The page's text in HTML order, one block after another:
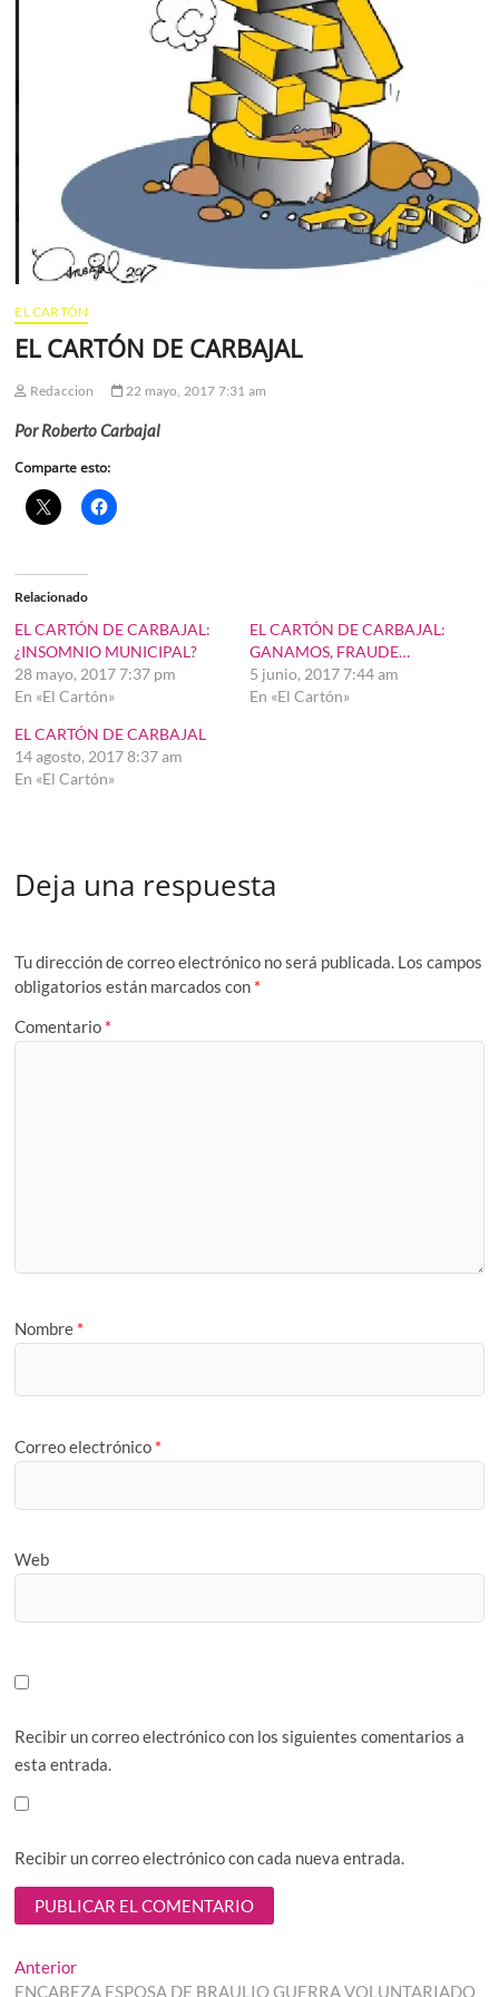
EL CARTÓN
EL CARTÓN DE CARBAJAL
Redaccion 22 mayo, 2017 7:31 am
Por Roberto Carbajal
Comparte esto:
Relacionado
EL CARTÓN DE CARBAJAL:
¿INSOMNIO MUNICIPAL?
28 mayo, 2017 7:37 pm
En «El Cartón»
EL CARTÓN DE CARBAJAL:
GANAMOS, FRAUDE…
5 junio, 2017 7:44 am
En «El Cartón»
EL CARTÓN DE CARBAJAL
14 agosto, 2017 8:37 am
En «El Cartón»
Deja una respuesta
Tu dirección de correo electrónico no será publicada. Los campos
obligatorios están marcados con *
Comentario *
Nombre *
Correo electrónico *
Web
Recibir un correo electrónico con los siguientes comentarios a
esta entrada.
Recibir un correo electrónico con cada nueva entrada.
Navegación
AnteriorEntrada
anterior:
ENCABEZA ESPOSA DE BRAULIO GUERRA VOLUNTARIADO